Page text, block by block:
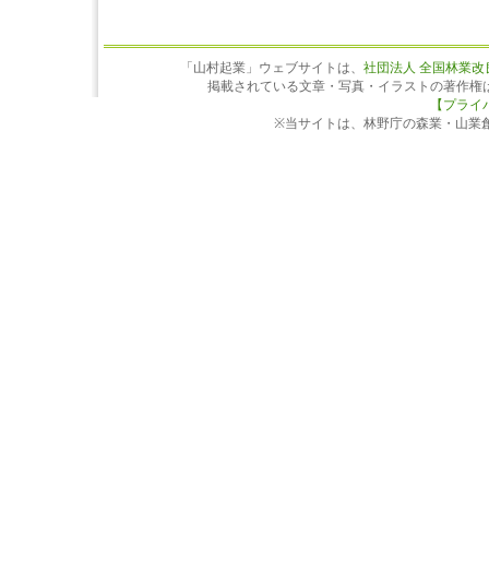
「山村起業」ウェブサイトは、 社団法人 全国林業
掲載されている文章・写真・イラストの著作
【プラ
※当サイトは、林野庁の森業・山業